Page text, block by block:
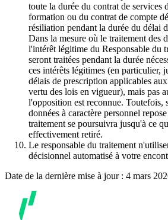
toute la durée du contrat de services
formation ou du contrat de compte
résiliation pendant la durée du délai
Dans la mesure où le traitement des
l'intérêt légitime du Responsable du
seront traitées pendant la durée
ces intérêts légitimes (en particulier,
délais de prescription applicables
vertu des lois en vigueur), mais pas
l'opposition est reconnue. Toutefois,
données à caractère personnel
traitement se poursuivra jusqu'à ce
effectivement retiré.
Le responsable du traitement
décisionnel automatisé à votre
Date de la dernière mise à jour : 4 mars